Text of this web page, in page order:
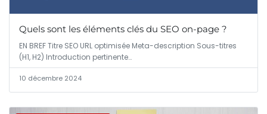
Quels sont les éléments clés du SEO on-page ?
EN BREF Titre SEO URL optimisée Meta-description Sous-titres
(H1, H2) Introduction pertinente…
10 décembre 2024